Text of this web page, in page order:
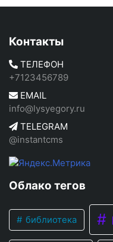
Контакты
ТЕЛЕФОН
+7123456789
EMAIL
info@lysyegory.ru
TELEGRAM
@instantcms
Облако тегов
библиотека